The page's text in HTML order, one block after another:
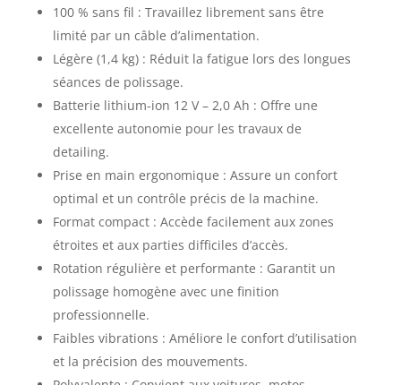
100 % sans fil : Travaillez librement sans être
limité par un câble d’alimentation.
Légère (1,4 kg) : Réduit la fatigue lors des longues
séances de polissage.
Batterie lithium-ion 12 V – 2,0 Ah : Offre une
excellente autonomie pour les travaux de
detailing.
Prise en main ergonomique : Assure un confort
optimal et un contrôle précis de la machine.
Format compact : Accède facilement aux zones
étroites et aux parties difficiles d’accès.
Rotation régulière et performante : Garantit un
polissage homogène avec une finition
professionnelle.
Faibles vibrations : Améliore le confort d’utilisation
et la précision des mouvements.